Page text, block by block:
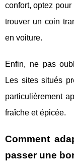
confort, optez
trouver un coin
en voiture.
Enfin, ne pas
Les sites situés
particulièrement
fraîche et épicée.
Comment
passer une